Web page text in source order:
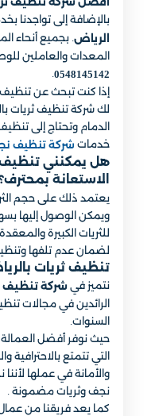
بالإضافة إلى تواجدنا
الرياض . بجميع أنحاء
المعدات والعاملين
0548145142
إذا كنت تبحث عن تنظيف
لك شركة تنظيف ثريات
الدمام وتحتاج إلى
خدمات شركة تنظيف
هل يمكنني تنظيف
الاستعانة
يعتمد ذلك على حجم
ويمكن الوصول إليها
للثريات الكبيرة
لضمان عدم تلفها
تنظيف ثريات
نتميز في شركة تنظيف
الرائدين في مجالات
السنوات.
حيث نوفر أفضل العمالة
التي تتمتع بالاحترافية
والأمانة في عملها
نجف وثريات مضمونة .
كما يعد فريقنا من